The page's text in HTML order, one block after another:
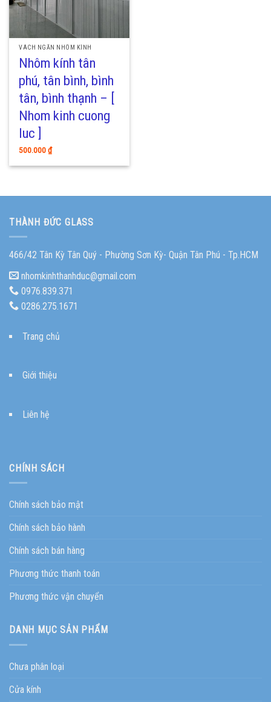
VÁCH NGĂN NHÔM KÍNH
Nhôm kính tân
phú, tân bình, bình
tân, bình thạnh – [
Nhom kinh cuong
luc ]
500.000₫
THÀNH ĐỨC GLASS
466/42 Tân Kỳ Tân Quý - Phường Sơn Kỳ- Quận Tân Phú - Tp.HCM
nhomkinhthanhduc@gmail.com
0976.839.371
0286.275.1671
Trang chủ
Giới thiệu
Liên hệ
CHÍNH SÁCH
Chính sách bảo mật
Chính sách bảo hành
Chính sách bán hàng
Phương thức thanh toán
Phương thức vận chuyển
DANH MỤC SẢN PHẨM
Chưa phân loại
Cửa kính